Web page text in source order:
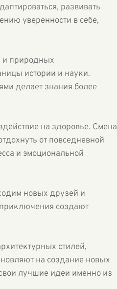
развивать
уверенности в себе,
и природных
истории и науки.
делает знания более
на здоровье. Смена
от повседневной
и эмоциональной
новых друзей и
создают
стилей,
на создание новых
лучшие идеи именно из